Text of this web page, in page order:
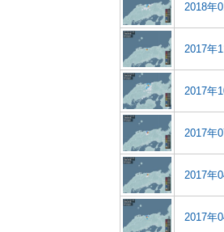
2018年
2017年
2017年
2017年
2017年
2017年